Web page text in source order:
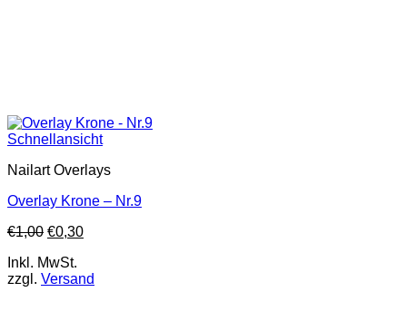
Schnellansicht
Nailart Overlays
Overlay Krone – Nr.9
€1,00 €0,30
Inkl. MwSt.
zzgl. Versand